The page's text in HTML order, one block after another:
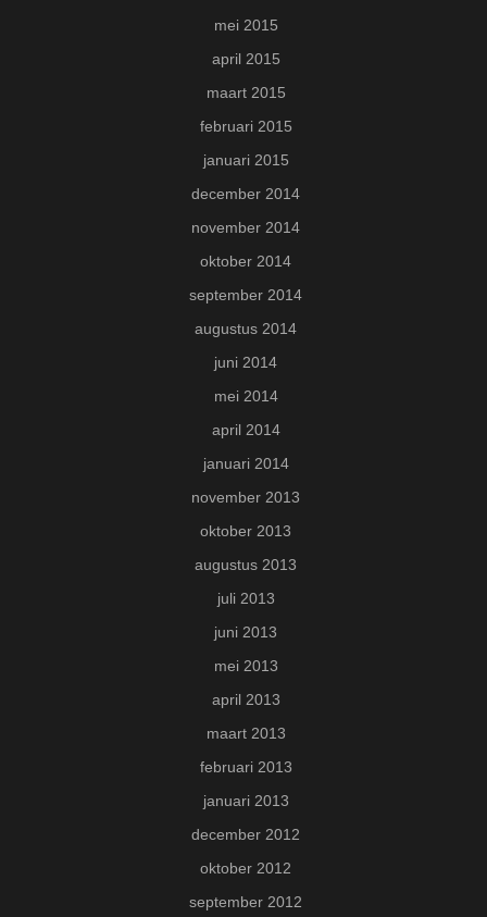
mei 2015
april 2015
maart 2015
februari 2015
januari 2015
december 2014
november 2014
oktober 2014
september 2014
augustus 2014
juni 2014
mei 2014
april 2014
januari 2014
november 2013
oktober 2013
augustus 2013
juli 2013
juni 2013
mei 2013
april 2013
maart 2013
februari 2013
januari 2013
december 2012
oktober 2012
september 2012